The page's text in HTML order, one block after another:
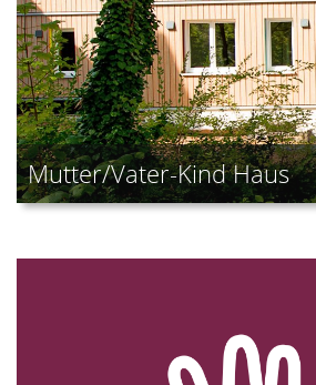
Mutter/Vater-Kind Haus